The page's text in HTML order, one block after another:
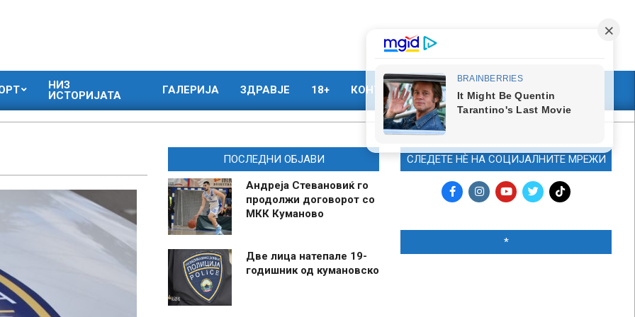
НИЗ
ИСТОРИЈАТА
ГАЛЕРИЈА ЗДРАВЈЕ 18+ КОНТАКТ МАРКЕТИНГ
ПОСЛЕДНИ ОБЈАВИ
Андреја Стевановиќ го
продолжи договорот со
МКК Куманово
Две лица натепале 19-
годишник од кумановско
СЛЕДЕТЕ НЀ НА СОЦИЈАЛНИТЕ МРЕЖИ
*